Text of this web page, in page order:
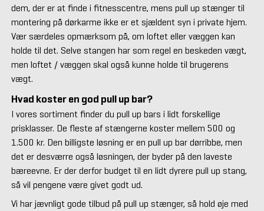
dem, der er at finde i fitnesscentre, mens pull up stænger til
montering på dørkarme ikke er et sjældent syn i private hjem.
Vær særdeles opmærksom på, om loftet eller væggen kan
holde til det. Selve stangen har som regel en beskeden vægt,
men loftet / væggen skal også kunne holde til brugerens
vægt.
Hvad koster en god pull up bar?
I vores sortiment finder du pull up bars i lidt forskellige
prisklasser. De fleste af stængerne koster mellem 500 og
1.500 kr. Den billigste løsning er en pull up bar dørribbe, men
det er desværre også løsningen, der byder på den laveste
bæreevne. Er der derfor budget til en lidt dyrere pull up stang,
så vil pengene være givet godt ud.
Vi har jævnligt gode tilbud på pull up stænger, så hold øje med